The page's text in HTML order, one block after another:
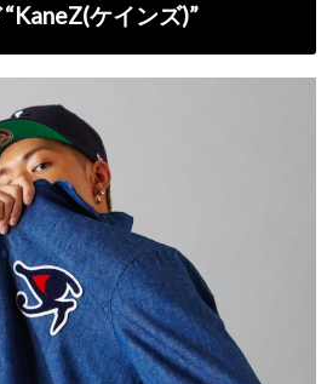
ケインズ)”